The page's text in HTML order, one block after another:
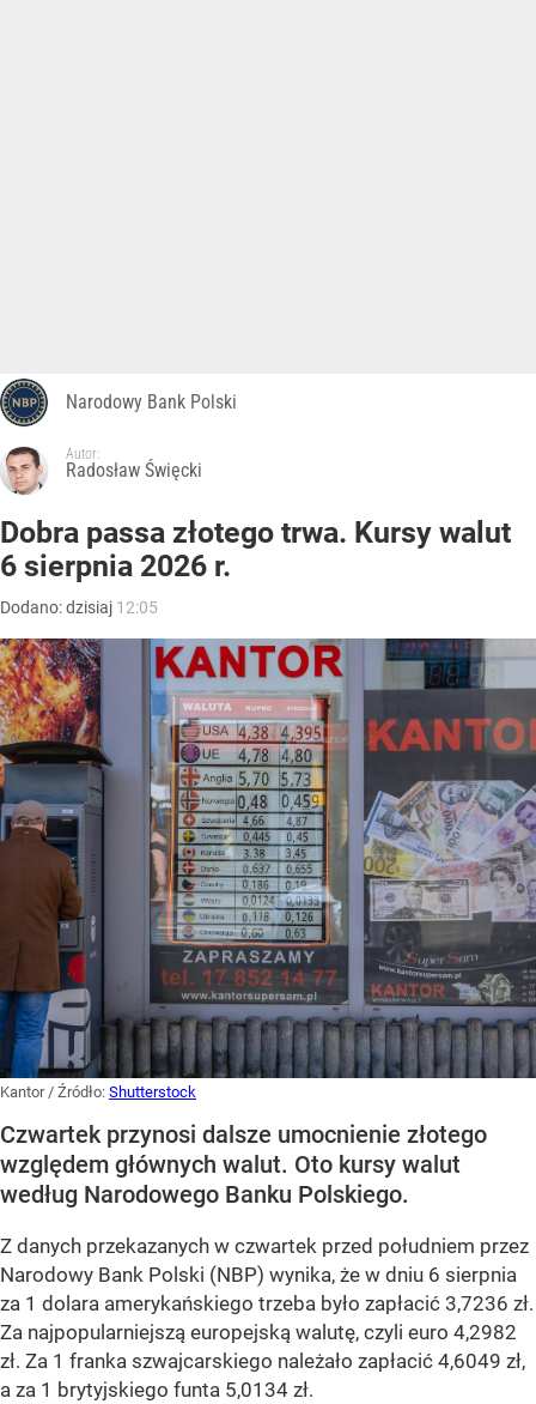
Narodowy Bank Polski
Autor:
Radosław Święcki
Dobra passa złotego trwa. Kursy walut
6 sierpnia 2026 r.
Dodano:dzisiaj 12:05
Kantor / Źródło: Shutterstock
Czwartek przynosi dalsze umocnienie złotego
względem głównych walut. Oto kursy walut
według Narodowego Banku Polskiego.
Z danych przekazanych w czwartek przed południem przez
Narodowy Bank Polski (NBP) wynika, że w dniu 6 sierpnia
za 1 dolara amerykańskiego trzeba było zapłacić 3,7236 zł.
Za najpopularniejszą europejską walutę, czyli euro 4,2982
zł. Za 1 franka szwajcarskiego należało zapłacić 4,6049 zł,
a za 1 brytyjskiego funta 5,0134 zł.